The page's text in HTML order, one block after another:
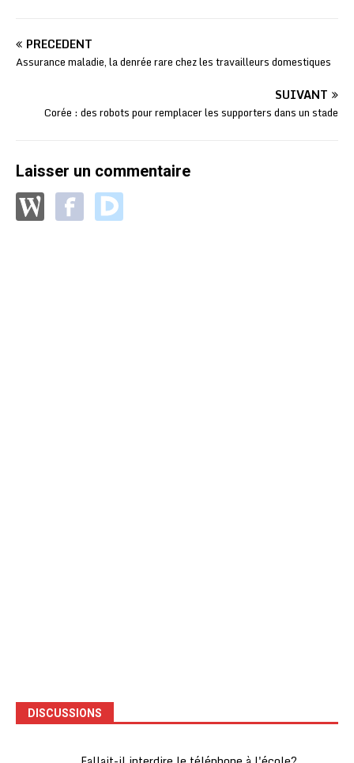
PRÉCÉDENT
Assurance maladie, la denrée rare chez les travailleurs domestiques
SUIVANT
Corée : des robots pour remplacer les supporters dans un stade
Laisser un commentaire
DISCUSSIONS